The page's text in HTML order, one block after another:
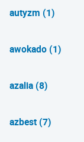
autyzm (1)
awokado (1)
azalia (8)
azbest (7)